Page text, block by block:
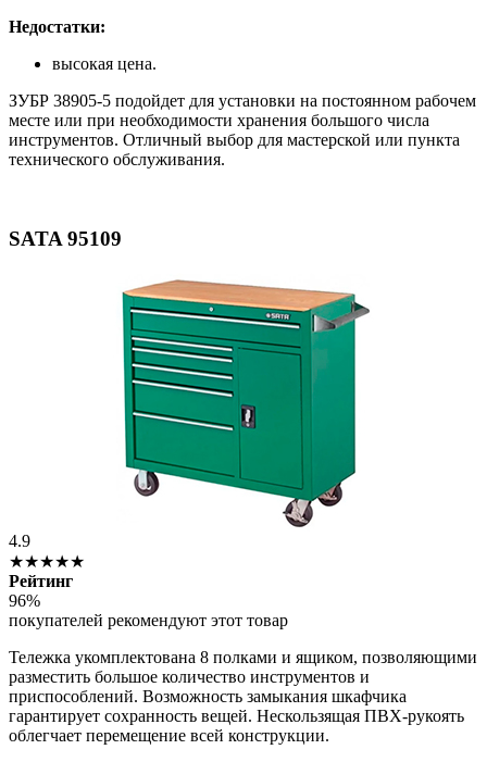
Недостатки:
высокая цена.
ЗУБР 38905-5 подойдет для установки на постоянном рабочем
месте или при необходимости хранения большого числа
инструментов. Отличный выбор для мастерской или пункта
технического обслуживания.
SATA 95109
4.9
★★★★★
Рейтинг
96%
покупателей рекомендуют этот товар
Тележка укомплектована 8 полками и ящиком, позволяющими
разместить большое количество инструментов и
приспособлений. Возможность замыкания шкафчика
гарантирует сохранность вещей. Нескользящая ПВХ-рукоять
облегчает перемещение всей конструкции.